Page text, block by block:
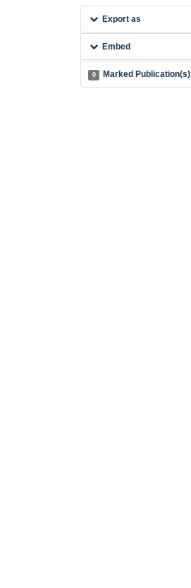
Export as
Embed
0 Marked Publication(s)